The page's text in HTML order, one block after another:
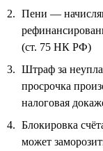
Пени —
(ст. 75 НК РФ)
Штраф за
просрочка
налоговая
Блокировка
может